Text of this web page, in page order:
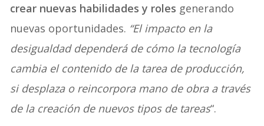
crear nuevas habilidades y roles generando
nuevas oportunidades. “El impacto en la
desigualdad dependerá de cómo la tecnología
cambia el contenido de la tarea de producción,
si desplaza o reincorpora mano de obra a través
de la creación de nuevos tipos de tareas“.